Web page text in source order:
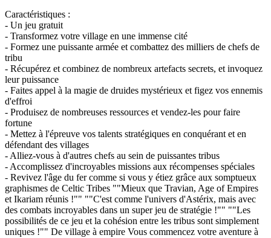
Caractéristiques :
- Un jeu gratuit
- Transformez votre village en une immense cité
- Formez une puissante armée et combattez des milliers de chefs de
tribu
- Récupérez et combinez de nombreux artefacts secrets, et invoquez
leur puissance
- Faites appel à la magie de druides mystérieux et figez vos ennemis
d'effroi
- Produisez de nombreuses ressources et vendez-les pour faire
fortune
- Mettez à l'épreuve vos talents stratégiques en conquérant et en
défendant des villages
- Alliez-vous à d'autres chefs au sein de puissantes tribus
- Accomplissez d'incroyables missions aux récompenses spéciales
- Revivez l'âge du fer comme si vous y étiez grâce aux somptueux
graphismes de Celtic Tribes ""Mieux que Travian, Age of Empires
et Ikariam réunis !"" ""C'est comme l'univers d'Astérix, mais avec
des combats incroyables dans un super jeu de stratégie !"" ""Les
possibilités de ce jeu et la cohésion entre les tribus sont simplement
uniques !"" De village à empire Vous commencez votre aventure à